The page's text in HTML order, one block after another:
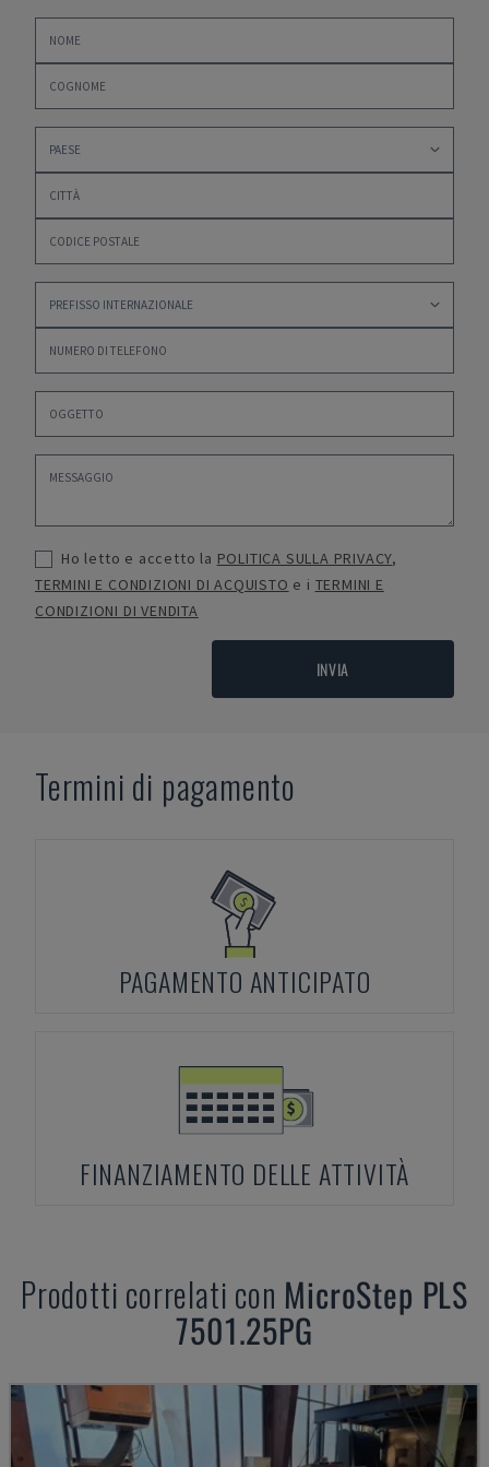
Ho letto e accetto la POLITICA SULLA PRIVACY,
TERMINI E CONDIZIONI DI ACQUISTO e i TERMINI E
CONDIZIONI DI VENDITA
INVIA
Termini di pagamento
PAGAMENTO ANTICIPATO
FINANZIAMENTO DELLE ATTIVITÀ
Prodotti correlati con MicroStep PLS
7501.25PG